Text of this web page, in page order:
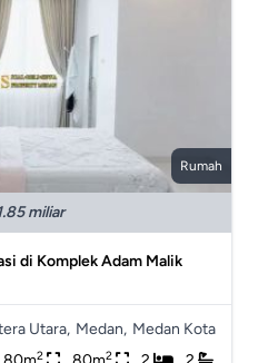
Rumah
miliar
di Komplek Adam Malik
Utara, Medan, Medan Kota
2 2